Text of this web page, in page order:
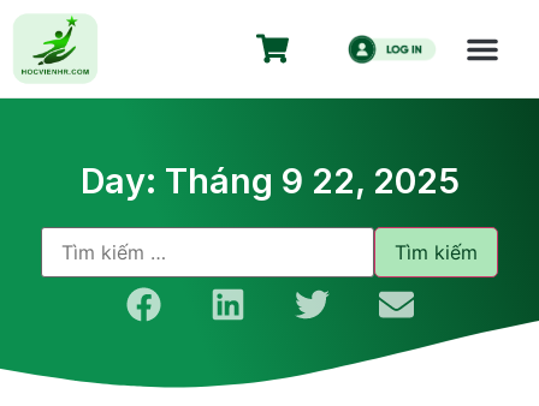
Day: Tháng 9 22, 2025